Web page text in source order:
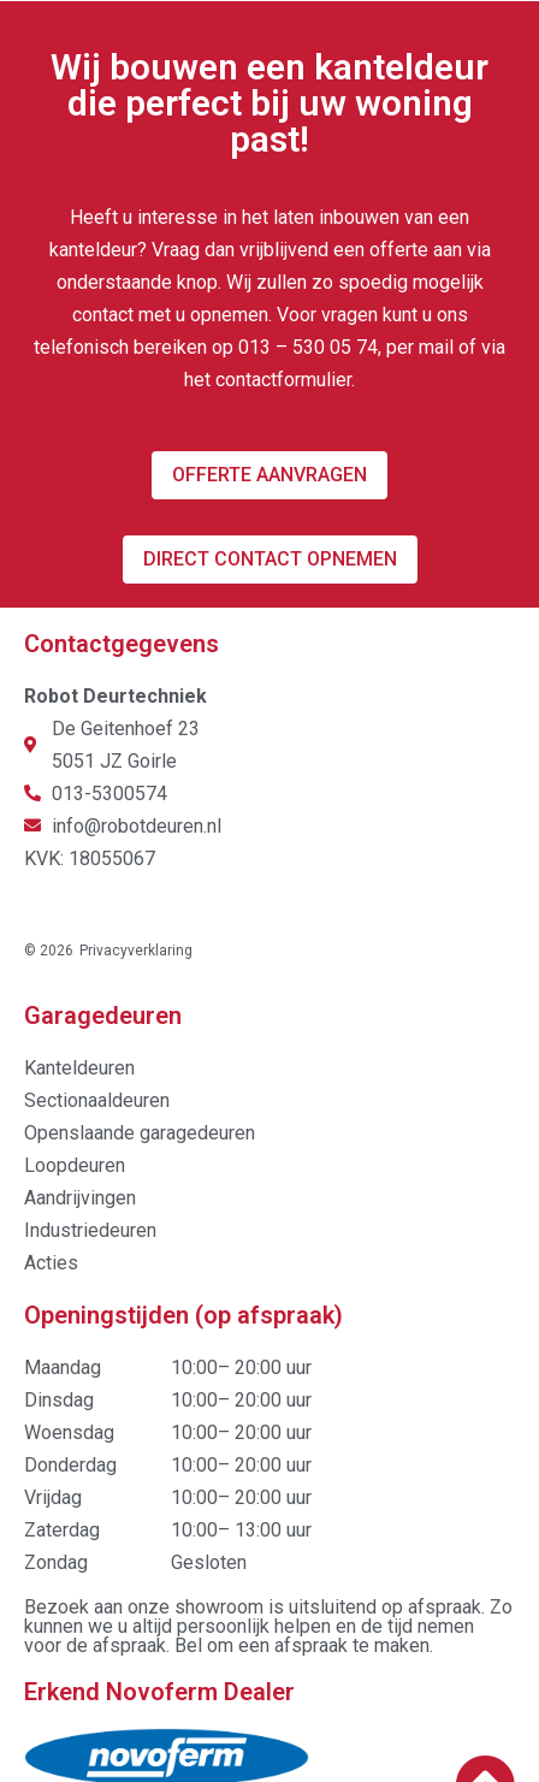
Wij bouwen een kanteldeur
die perfect bij uw woning
past!
Heeft u interesse in het laten inbouwen van een
kanteldeur? Vraag dan vrijblijvend een offerte aan via
onderstaande knop. Wij zullen zo spoedig mogelijk
contact met u opnemen. Voor vragen kunt u ons
telefonisch bereiken op 013 – 530 05 74, per mail of via
het contactformulier.
OFFERTE AANVRAGEN
DIRECT CONTACT OPNEMEN
Contactgegevens
Robot Deurtechniek
De Geitenhoef 23
5051 JZ Goirle
013-5300574
info@robotdeuren.nl
KVK: 18055067
© 2026 Privacyverklaring
Garagedeuren
Kanteldeuren
Sectionaaldeuren
Openslaande garagedeuren
Loopdeuren
Aandrijvingen
Industriedeuren
Acties
Openingstijden (op afspraak)
Maandag
Dinsdag
Woensdag
Donderdag
Vrijdag
Zaterdag
Zondag
10:00– 20:00 uur
10:00– 20:00 uur
10:00– 20:00 uur
10:00– 20:00 uur
10:00– 20:00 uur
10:00– 13:00 uur
Gesloten
Bezoek aan onze showroom is uitsluitend op afspraak. Zo
kunnen we u altijd persoonlijk helpen en de tijd nemen
voor de afspraak. Bel om een afspraak te maken.
Erkend Novoferm Dealer